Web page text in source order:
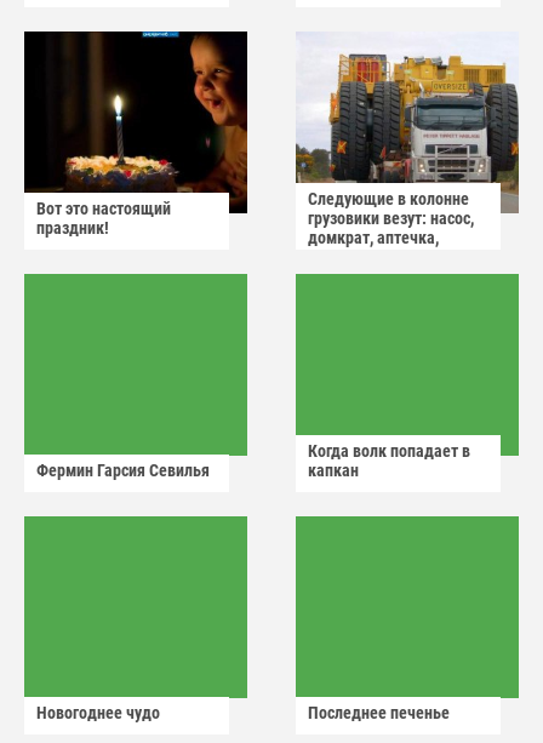
Вот это настоящий
праздник!
Следующие в колонне
грузовики везут: насос,
домкрат, аптечка,
Фермин Гарсия Севилья
Когда волк попадает в
капкан
Новогоднее чудо Последнее печенье